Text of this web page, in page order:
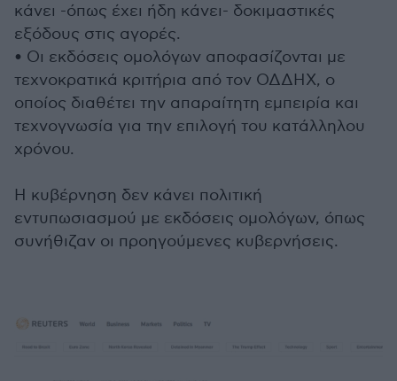
κάνει -όπως έχει ήδη κάνει- δοκιμαστικές
εξόδους στις αγορές.
• Οι εκδόσεις ομολόγων αποφασίζονται με
τεχνοκρατικά κριτήρια από τον ΟΔΔΗΧ, ο
οποίος διαθέτει την απαραίτητη εμπειρία και
τεχνογνωσία για την επιλογή του κατάλληλου
χρόνου.
Η κυβέρνηση δεν κάνει πολιτική
εντυπωσιασμού με εκδόσεις ομολόγων, όπως
συνήθιζαν οι προηγούμενες κυβερνήσεις.